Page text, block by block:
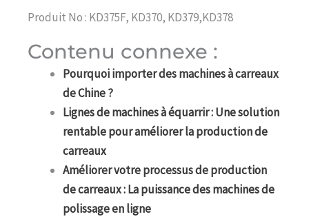
Produit No : KD375F, KD370, KD379,KD378
Contenu connexe :
Pourquoi importer des machines à carreaux
de Chine ?
Lignes de machines à équarrir : Une solution
rentable pour améliorer la production de
carreaux
Améliorer votre processus de production
de carreaux : La puissance des machines de
polissage en ligne